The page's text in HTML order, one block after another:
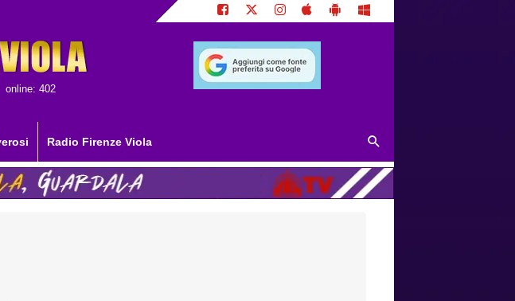
online: 402
Radio Firenze Viola